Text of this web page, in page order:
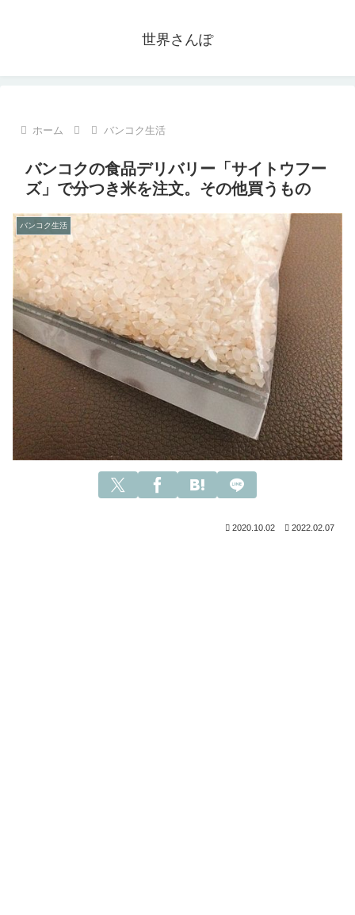
世界さんぽ
ホーム バンコク生活
バンコクの食品デリバリー「サイトウフー
ズ」で分つき米を注文。その他買うもの
バンコク生活
2020.10.02 2022.02.07